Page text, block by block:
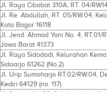
Jl. Raya Cibabat 310A, RT. 04/
Jl. Re. Abdullah, RT. 05/RW.04,
Kota Bogor 16118
Jl. Jend. Ahmad Yani No. 4, RT.01/
Jawa Barat 41373
Jl. Raya Sidodadi, Kelurahan
Sidoarjo 61262 (No.2)
Jl. Urip Sumoharjo RT.02/RW.04,
Kediri 64129 (no. 117)